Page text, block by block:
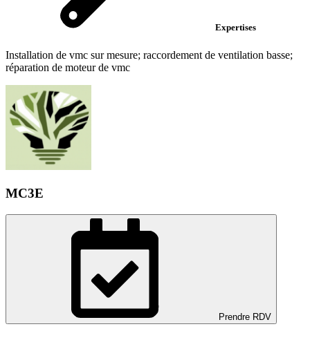
Expertises
Installation de vmc sur mesure; raccordement de ventilation basse;
réparation de moteur de vmc
MC3E
Prendre RDV